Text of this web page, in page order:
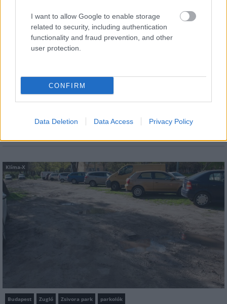
I want to allow Google to enable storage
related to security, including authentication
functionality and fraud prevention, and other
user protection.
CONFIRM
Data Deletion Data Access Privacy Policy
Elkészült a Liszt Ferenc repülőtér
közelében lévő logisztikai bázis út- és
közműhálózatának fejlesztése
Paks II.: Mit jelent az 5. blokk új
mérföldköve a felülvizsgálat
árnyékában?
Klíma-X
Budapest Zugló Zsivora park parkolók